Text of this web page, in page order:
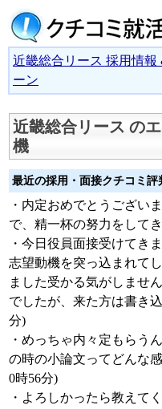
近畿総合リース 採用情報
ーン
近畿総合リース の
機
最近の採用・面接クチコミ評
・内定おめでとうござい
で、精一杯の努力をして
・今日役員面接受けてき
志望動機を突っ込まれて
ました受かる気がしませ
でしたが、来た方は書き
分)
・めっちゃ内々定もらう
の時の小論文ってどんな
0時56分)
・よろしかったら教えて